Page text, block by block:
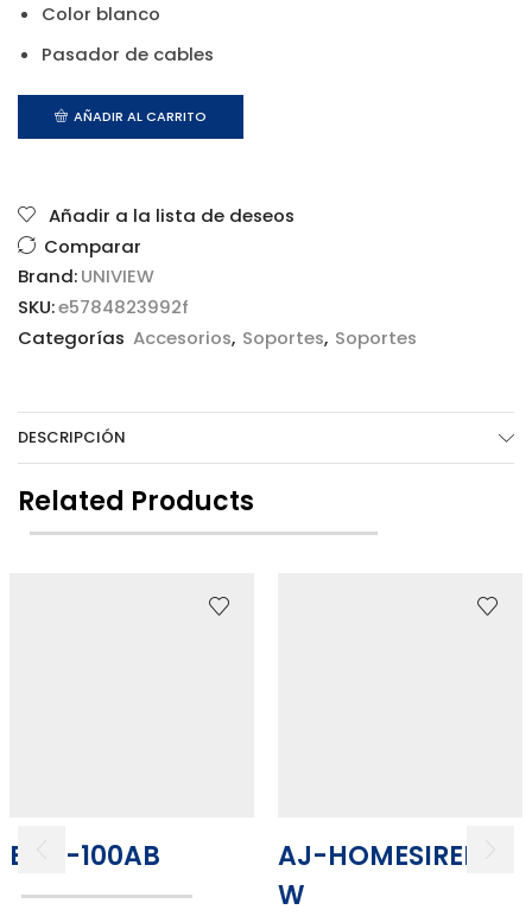
Color blanco
Pasador de cables
AÑADIR AL CARRITO
Añadir a la lista de deseos
Comparar
Brand:UNIVIEW
SKU:e5784823992f
Categorías Accesorios, Soportes, Soportes
DESCRIPCIÓN
Related Products
ECO-100AB
AJ-HOMESIREN-
W